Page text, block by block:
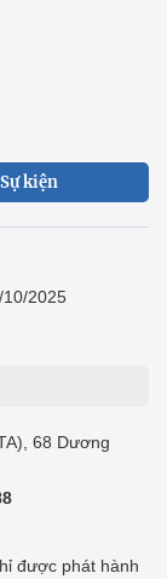
Sự kiện
10/2025
68 Dương
được phát hành